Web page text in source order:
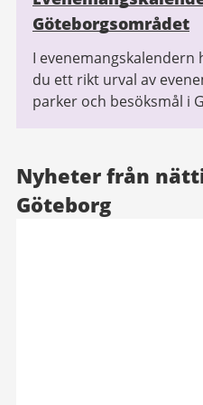
Göteborgsområdet
I
du ett rikt urval av
parker och besöksmål i
Nyheter från
Göteborg